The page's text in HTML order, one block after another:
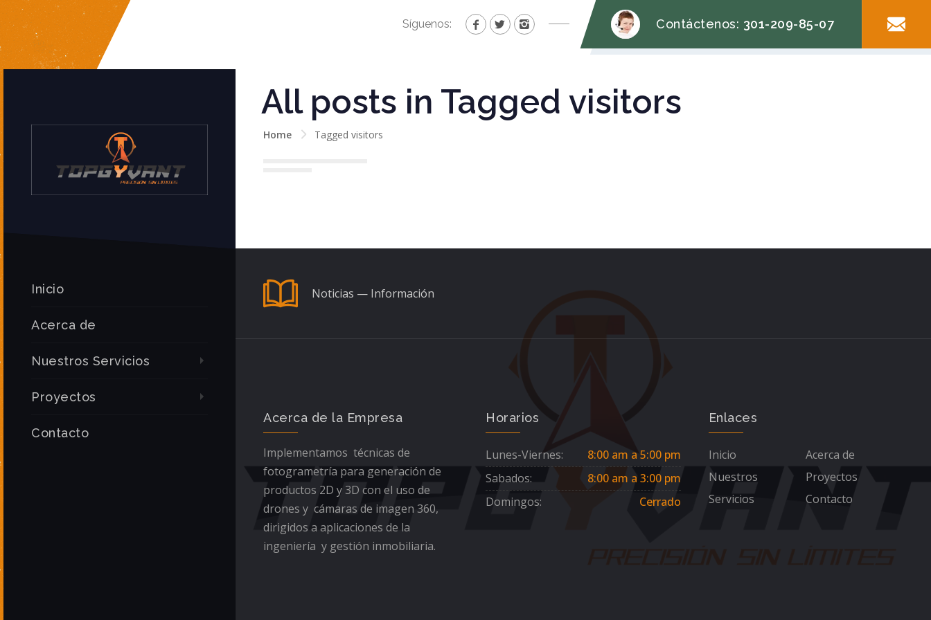
Inicio
Acerca de
Nuestros Servicios
Proyectos
Contacto
Contáctenos: 301-209-85-07
Síguenos:
All posts in Tagged visitors
Home Tagged visitors
Noticias — Información
Acerca de la Empresa
Implementamos técnicas de
fotogrametría para generación de
productos 2D y 3D con el uso de
drones y cámaras de imagen 360,
dirigidos a aplicaciones de la
ingeniería y gestión inmobiliaria.
Horarios
Lunes-Viernes:
8:00 am a 5:00 pm
Sabados:
8:00 am a 3:00 pm
Domingos:
Cerrado
Enlaces
Inicio
Acerca de
Nuestros
Servicios
Proyectos
Contacto